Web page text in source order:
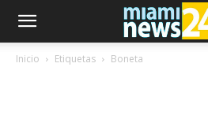
Inicio Etiquetas Boneta